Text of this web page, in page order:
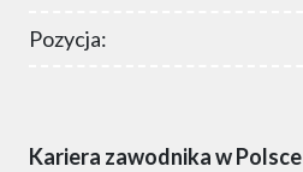
Pozycja:
Kariera zawodnika w Polsce